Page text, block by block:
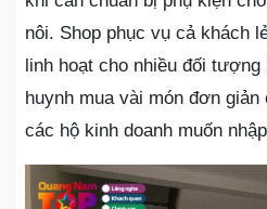
nôi. Shop phục vụ cả khách
linh hoạt cho nhiều đối
huynh mua vài món đơn
các hộ kinh doanh muốn